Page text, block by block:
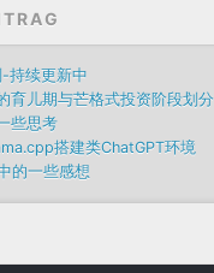
持续更新中
育儿期与芒格式投资阶段划分
些思考
搭建类ChatGPT环境
的一些感想